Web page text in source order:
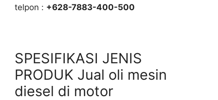
telpon : +628-7883-400-500
SPESIFIKASI JENIS
PRODUK Jual oli mesin
diesel di motor